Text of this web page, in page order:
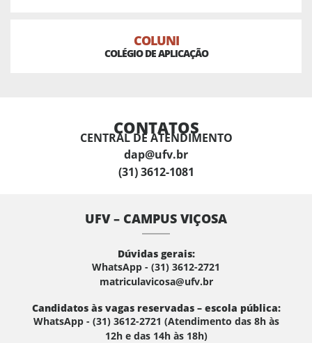
COLUNI
COLÉGIO DE APLICAÇÃO
CONTATOS
CENTRAL DE ATENDIMENTO
dap@ufv.br
(31) 3612-1081
UFV – CAMPUS VIÇOSA
Dúvidas gerais:
WhatsApp - (31) 3612-2721
matriculavicosa@ufv.br
Candidatos às vagas reservadas – escola pública:
WhatsApp - (31) 3612-2721 (Atendimento das 8h às
12h e das 14h às 18h)